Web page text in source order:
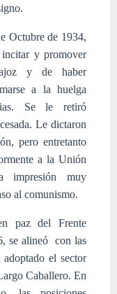
Octubre de 1934,
incitar y promover
y de haber
a la huelga
Se le retiró
Le dictaron
pero entretanto
a la Unión
impresión muy
al comunismo.
paz del Frente
se alineó con las
el sector
Caballero. En